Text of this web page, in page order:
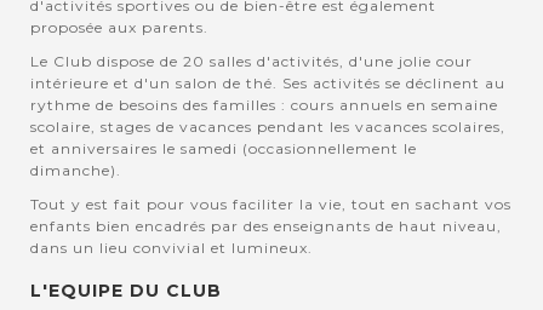
d'activités sportives ou de bien-être est également
proposée aux parents.
Le Club dispose de 20 salles d'activités, d'une jolie cour
intérieure et d'un salon de thé. Ses activités se déclinent au
rythme de besoins des familles : cours annuels en semaine
scolaire, stages de vacances pendant les vacances scolaires,
et anniversaires le samedi (occasionnellement le
dimanche).
Tout y est fait pour vous faciliter la vie, tout en sachant vos
enfants bien encadrés par des enseignants de haut niveau,
dans un lieu convivial et lumineux.
L'EQUIPE DU CLUB